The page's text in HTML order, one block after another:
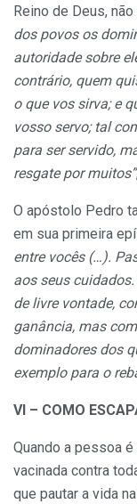
Reino de Deus,
dos povos os
autoridade sobre
contrário, quem
o que vos sirva; e
vosso servo; tal
para ser servido,
resgate por muitos”
O apóstolo Pedro
em sua primeira
entre vocês (…).
aos seus
de livre vontade,
ganância, mas
dominadores dos
exemplo para o
VI – COMO
Quando a pessoa
vacinada contra
que pautar a vida